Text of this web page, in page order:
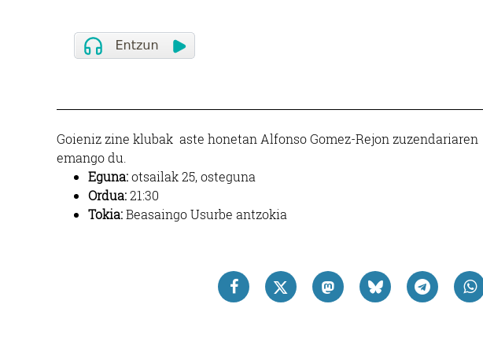
Goieniz zine klubak aste honetan Alfonso Gomez-Rejon zuzendariaren
emango du.
Eguna:otsailak 25, osteguna
Ordua:21:30
Tokia:Beasaingo Usurbe antzokia